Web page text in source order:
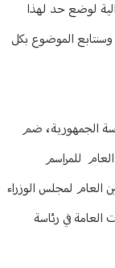
الية لوضع حد لهذا
الموضوع بكل
الجمهورية، ضم
للمراسم
العام لمجلس الوزراء
العامة في رئاسة